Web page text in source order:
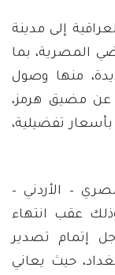
إلى مدينة
المصرية، بما
منها وصول
عن مضيق هرمز،
تفضيلية،
– الأردني –
تُناهز 18 شهرا، وذلك عقب انتهاء
إتمام تصدير
حيث يعاني